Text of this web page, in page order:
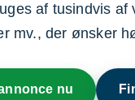
af tusindvis af
mv., der ønsker
nu